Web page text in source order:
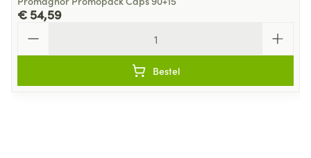
€ 54,59
Bestel